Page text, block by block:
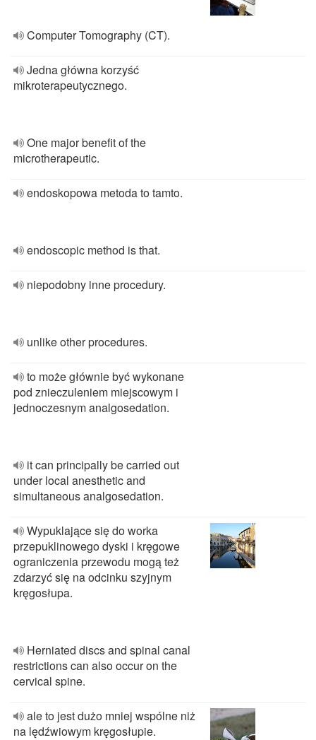
Computer Tomography (CT).
Jedna główna korzyść
mikroterapeutycznego.
One major benefit of the
microtherapeutic.
endoskopowa metoda to tamto.
endoscopic method is that.
niepodobny inne procedury.
unlike other procedures.
to może głównie być wykonane
pod znieczuleniem miejscowym i
jednoczesnym analgosedation.
it can principally be carried out
under local anesthetic and
simultaneous analgosedation.
Wypuklające się do worka
przepuklinowego dyski i kręgowe
ograniczenia przewodu mogą też
zdarzyć się na odcinku szyjnym
kręgosłupa.
Herniated discs and spinal canal
restrictions can also occur on the
cervical spine.
ale to jest dużo mniej wspólne niż
na lędźwiowym kręgosłupie.